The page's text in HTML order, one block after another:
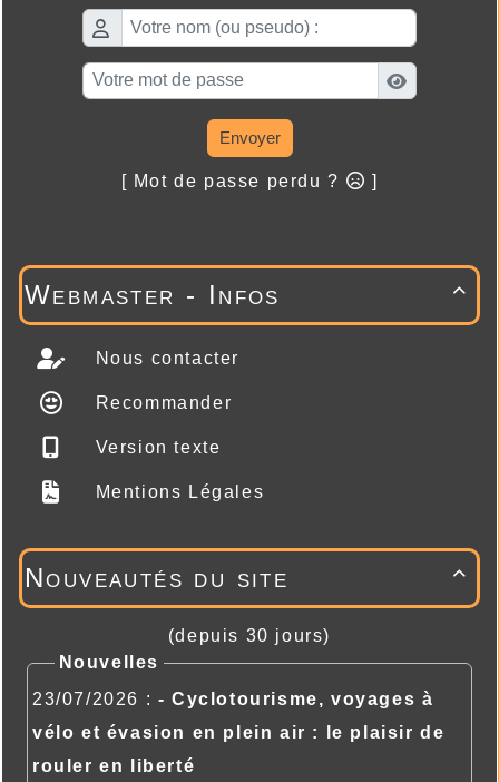
Envoyer
[ Mot de passe perdu ? ]

Webmaster - Infos
Nous contacter
Recommander
Version texte
Mentions Légales

Nouveautés du site
(depuis 30 jours)
Nouvelles
23/07/2026 : - Cyclotourisme, voyages à
vélo et évasion en plein air : le plaisir de
rouler en liberté